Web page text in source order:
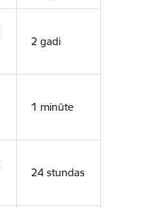
2 gadi
1 minūte
24 stundas